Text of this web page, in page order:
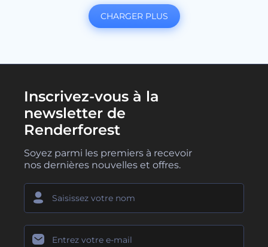
CHARGER PLUS
Inscrivez-vous à la
newsletter de
Renderforest
Soyez parmi les premiers à recevoir
nos dernières nouvelles et offres.